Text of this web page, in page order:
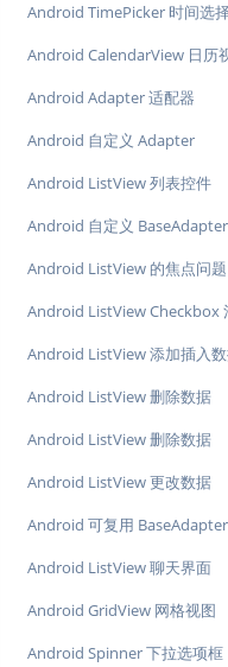
Android TimePicker 时间选
Android CalendarView 日历
Android Adapter 适配器
Android 自定义 Adapter
Android ListView 列表控件
Android 自定义 BaseAdapter
Android ListView 的焦点问题
Android ListView Checkbox
Android ListView 添加插入
Android ListView 删除数据
Android ListView 删除数据
Android ListView 更改数据
Android 可复用 BaseAdapter
Android ListView 聊天界面
Android GridView 网格视图
Android Spinner 下拉选项框